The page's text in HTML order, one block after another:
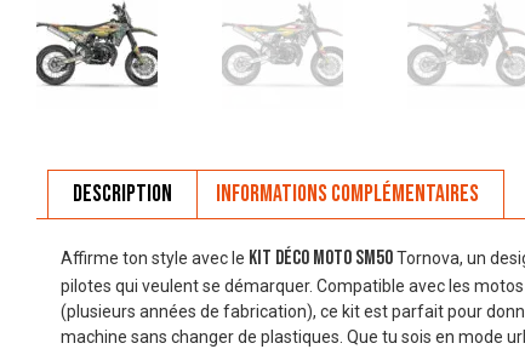
Description Informations complémentaires
Affirme ton style avec le kit déco moto SM50Tornova, un
pilotes qui veulent se démarquer. Compatible avec les
(plusieurs années de fabrication), ce kit est parfait pour
machine sans changer de plastiques. Que tu sois en mode